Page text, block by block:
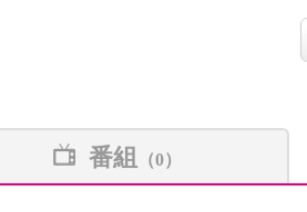
番組 （0）